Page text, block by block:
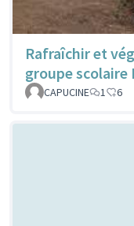
Rafraîchir et
groupe scolaire
CAPUCINE 1 6